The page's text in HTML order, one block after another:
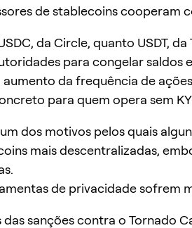
de stablecoins cooperam
da Circle, quanto USDT,
para congelar saldos
aumento da frequência de
para quem opera sem
um dos motivos pelos quais
mais descentralizadas,
de privacidade sofrem
das sanções contra o Tornado